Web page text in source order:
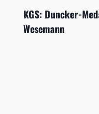
KGS: Duncker-
Wesemann